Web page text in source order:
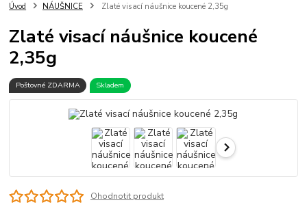
Úvod NÁUŠNICE Zlaté visací náušnice koucené 2,35g
Zlaté visací náušnice koucené
2,35g
Poštovné ZDARMA Skladem
Ohodnotit produkt